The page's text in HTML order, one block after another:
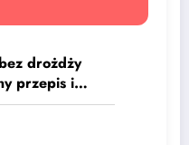
drożdży
przepis i